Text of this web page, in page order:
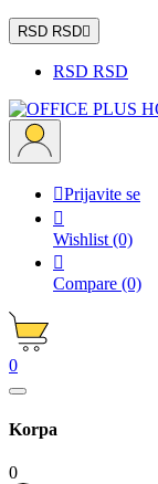
RSD RSD
RSD RSD
Prijavite se

Wishlist (0)

Compare (0)
0
Korpa
0